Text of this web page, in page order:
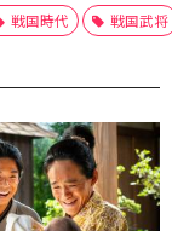
戦国時代 戦国武将